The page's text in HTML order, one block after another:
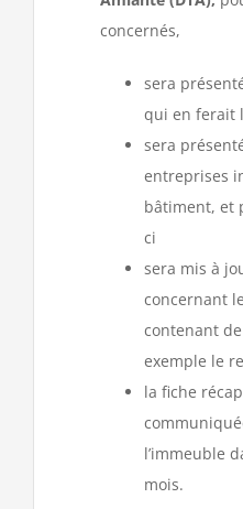
concernés,
sera
qui en ferait
sera
entreprises
bâtiment, et
ci
sera mis à
concernant
contenant
exemple le
la fiche
l’immeuble
mois.